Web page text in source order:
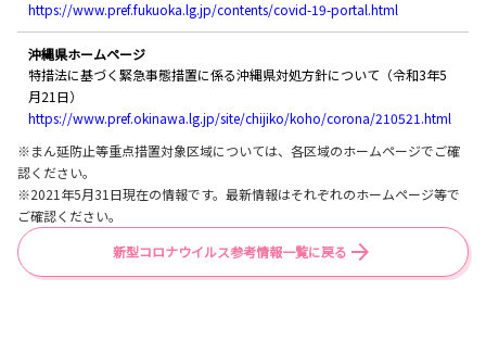
https://www.pref.fukuoka.lg.jp/contents/covid-19-portal.html
沖縄県ホームページ
特措法に基づく緊急事態措置に係る沖縄県対処方針について（令和3年5
月21日）
https://www.pref.okinawa.lg.jp/site/chijiko/koho/corona/210521.html
※まん延防止等重点措置対象区域については、各区域のホームページでご確
認ください。
※2021年5月31日現在の情報です。最新情報はそれぞれのホームページ等で
ご確認ください。
新型コロナウイルス参考情報一覧に戻る